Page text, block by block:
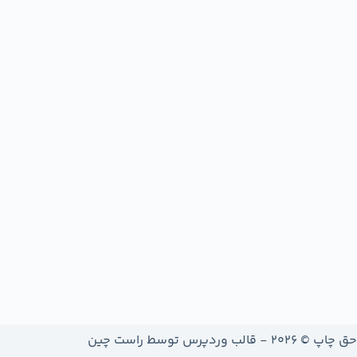
حق چاپ © 2026 - قالب وردپرس توسط راست چین